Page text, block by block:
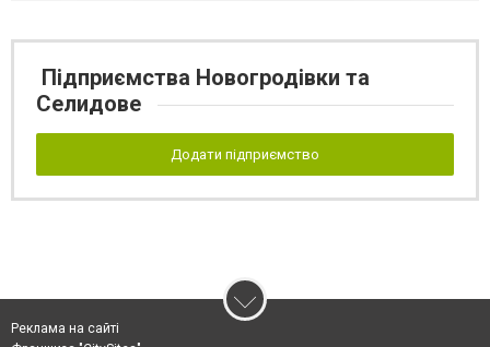
Підприємства Новогродівки та
Селидове
Додати підприємство
Реклама на сайті